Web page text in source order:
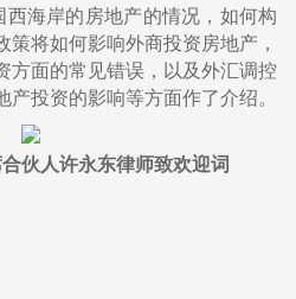
海岸的房地产的情况，如何构
将如何影响外商投资房地产，
方面的常见错误，以及外汇调控
投资的影响等方面作了介绍。
伙人许永东律师致欢迎词